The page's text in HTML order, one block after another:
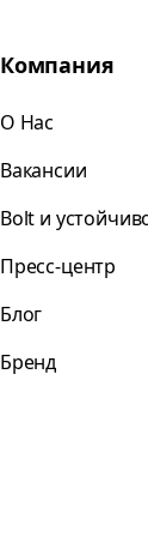
Компания
О Нас
Вакансии
Bolt и
Пресс-центр
Блог
Бренд